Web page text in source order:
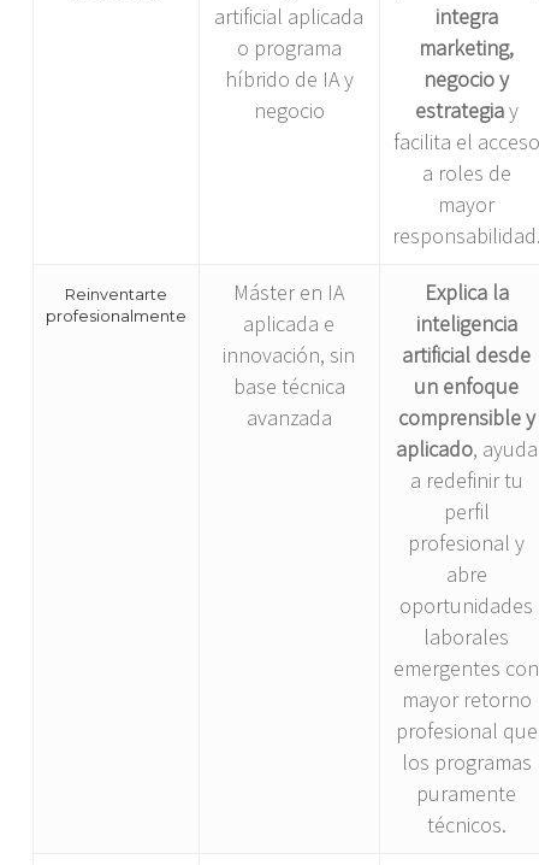
artificial aplicada
o programa
híbrido de IA y
negocio
integra
marketing,
negocio y
estrategiay
facilita el acceso
a roles de
mayor
Reinventarte
profesionalmente
Máster en IA
aplicada e
innovación, sin
base técnica
avanzada
Explica la
inteligencia
artificial desde
un enfoque
comprensible y
aplicado, ayuda
a redefinir tu
perfil
profesional y
abre
oportunidades
laborales
emergentes con
mayor retorno
profesional que
los programas
puramente
técnicos.